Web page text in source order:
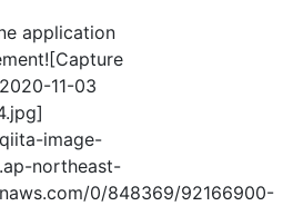
application
11-03
image-
northeast-
0/848369/92166900-